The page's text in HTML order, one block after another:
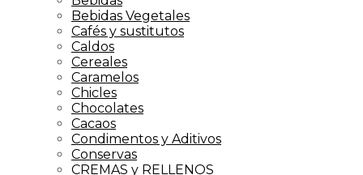
Bebidas Vegetales
Cafés y sustitutos
Caldos
Cereales
Caramelos
Chicles
Chocolates
Cacaos
Condimentos y Aditivos
Conservas
CREMAS y RELLENOS